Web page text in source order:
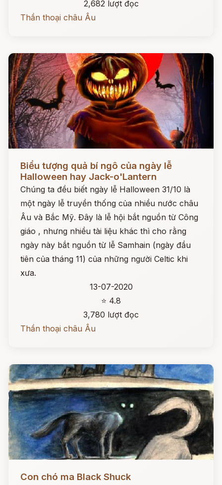
2,682 lượt đọc
Thần thoại châu Âu
Đọc ngay
Biểu tượng quả bí ngô của ngày lễ
Halloween hay Jack-o'Lantern
Chúng ta đều biết ngày lễ Halloween 31/10 là
một ngày lễ truyền thống của nhiều nước châu
Âu và Bắc Mỹ. Đây là lễ hội bắt nguồn từ Công
giáo , nhưng nhiều tài liệu khác thì cho rằng
ngày này bắt nguồn từ lễ Samhain (ngày đầu
tiên của tháng 11) của những người Celtic khi
xưa.
13-07-2020
⭐ 4.8
3,780 lượt đọc
Thần thoại châu Âu
Con chó ma Black Shuck